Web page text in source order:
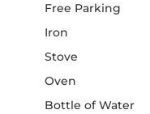
Free Parking
Iron
Stove
Oven
Bottle of Water